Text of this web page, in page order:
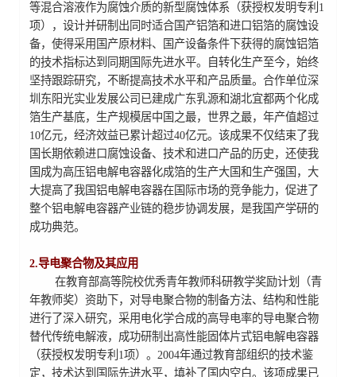
等混合溶液作为腐蚀介质的新型腐蚀体系（获授权发明专利1
项），设计并研制出同时适合国产铝箔和进口铝箔的腐蚀设
备，使得采用国产原材料、国产设备条件下获得的腐蚀铝箔
的技术指标达到同期国际先进水平。自转化生产至今，始终
坚持跟踪研究，不断提高技术水平和产品质量。合作单位深
圳东阳光实业发展公司已建成广东乳源和湖北宜都两个化成
箔生产基底，生产规模居中国之最，世界之最，年产值超过
10亿元，经济效益已累计超过40亿元。该成果不仅结束了我
国长期依赖进口腐蚀设备、技术和进口产品的历史，还使我
国成为高压铝电解电容器化成箔的生产大国和生产强国，大
大提高了我国铝电解电容器在国际市场的竞争能力，促进了
整个铝电解电容器产业链的稳步协调发展，是我国产学研的
成功典范。
2.导电聚合物及其应用
在教育部高等院校优秀青年教师科研教学奖励计划（青
年教师奖）资助下，对导电聚合物的制备方法、结构和性能
进行了深入研究，采用电化学合成的高导电率的导电聚合物
替代传统电解液，成功研制出高性能固体片式铝电解电容器
（获授权发明专利1项）。2004年通过教育部组织的技术鉴
定，技术达到国际先进水平，填补了国内空白。该项成果已